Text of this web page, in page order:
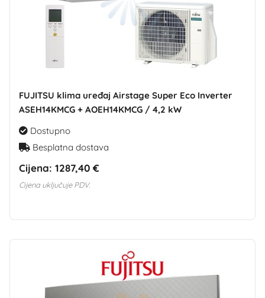
FUJITSU klima uređaj Airstage Super Eco Inverter
ASEH14KMCG + AOEH14KMCG / 4,2 kW
Dostupno
Besplatna dostava
Cijena: 1287,40 €
Cijena uključuje PDV.